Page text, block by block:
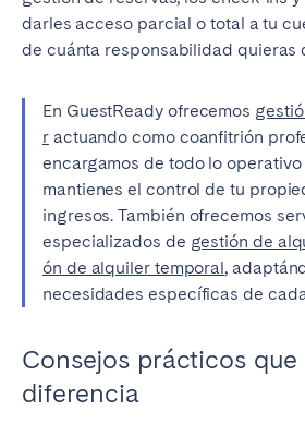
darles acceso parcial o total a tu
de cuánta responsabilidad quieras
En GuestReady ofrecemos
ractuando como coanfitrión
encargamos de todo lo
mantienes el control de tu
ingresos. También ofrecemos
especializados de gestión de
ón de alquiler temporal,
necesidades específicas de
Consejos prácticos
diferencia